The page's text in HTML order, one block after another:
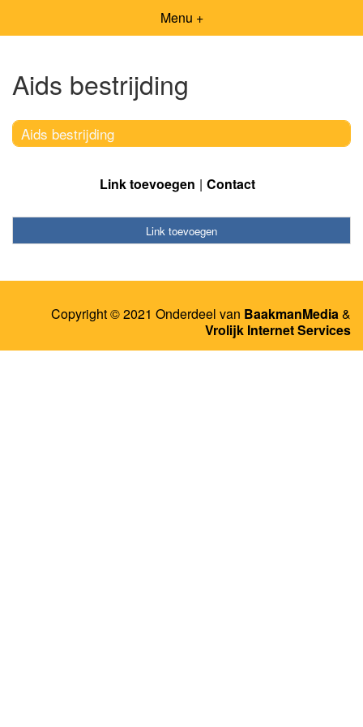
Menu +
Aids bestrijding
Aids bestrijding
Link toevoegen Contact
Link toevoegen
Copyright © 2021 Onderdeel van BaakmanMedia&
Vrolijk Internet Services